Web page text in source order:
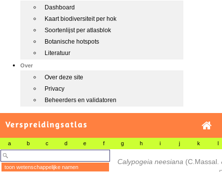
Dashboard
Kaart biodiversiteit per hok
Soortenlijst per atlasblok
Botanische hotspots
Literatuur
Over
Over deze site
Privacy
Beheerders en validatoren
Verspreidingsatlas
a b c d e f g h i j k l
toon wetenschappelijke namen
Calypogeia neesiana (C.Massal.